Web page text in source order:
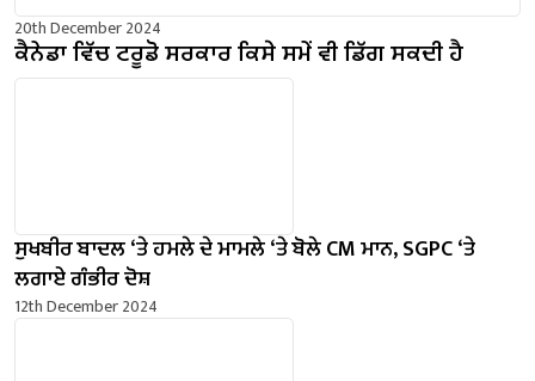
20th December 2024
ਕੈਨੇਡਾ ਵਿੱਚ ਟਰੂਡੋ ਸਰਕਾਰ ਕਿਸੇ ਸਮੇਂ ਵੀ ਡਿੱਗ ਸਕਦੀ ਹੈ
ਸੁਖਬੀਰ ਬਾਦਲ ‘ਤੇ ਹਮਲੇ ਦੇ ਮਾਮਲੇ ‘ਤੇ ਬੋਲੇ ​​CM ਮਾਨ, SGPC ‘ਤੇ
ਲਗਾਏ ਗੰਭੀਰ ਦੋਸ਼
12th December 2024